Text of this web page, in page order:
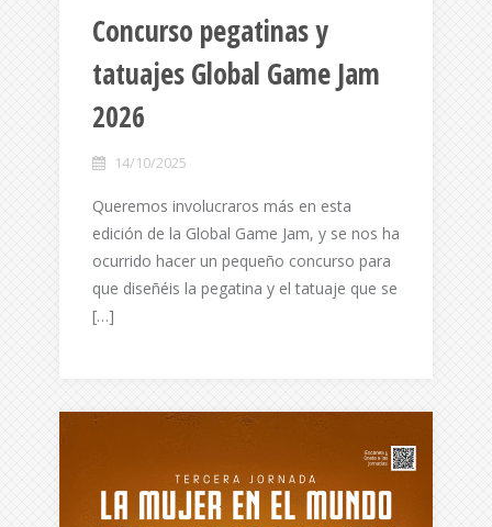
Concurso pegatinas y
tatuajes Global Game Jam
2026
14/10/2025
Queremos involucraros más en esta
edición de la Global Game Jam, y se nos ha
ocurrido hacer un pequeño concurso para
que diseñéis la pegatina y el tatuaje que se
[…]